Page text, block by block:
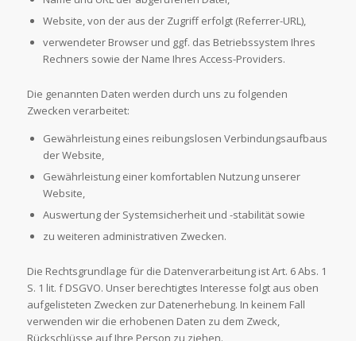
Website, von der aus der Zugriff erfolgt (Referrer-URL),
verwendeter Browser und ggf. das Betriebssystem Ihres
Rechners sowie der Name Ihres Access-Providers.
Die genannten Daten werden durch uns zu folgenden
Zwecken verarbeitet:
Gewährleistung eines reibungslosen Verbindungsaufbaus
der Website,
Gewährleistung einer komfortablen Nutzung unserer
Website,
Auswertung der Systemsicherheit und -stabilität sowie
zu weiteren administrativen Zwecken.
Die Rechtsgrundlage für die Datenverarbeitung ist Art. 6 Abs. 1
S. 1 lit. f DSGVO. Unser berechtigtes Interesse folgt aus oben
aufgelisteten Zwecken zur Datenerhebung. In keinem Fall
verwenden wir die erhobenen Daten zu dem Zweck,